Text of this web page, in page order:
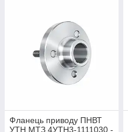
Фланець приводу ПНВТ
УТН МТЗ 4УТН3-1111030 -